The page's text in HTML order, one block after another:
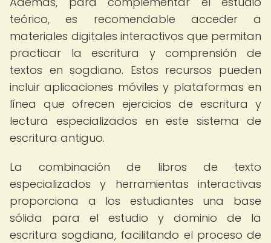
teórico, es recomendable acceder a
materiales digitales interactivos que permitan
practicar la escritura y comprensión de
textos en sogdiano. Estos recursos pueden
incluir aplicaciones móviles y plataformas en
línea que ofrecen ejercicios de escritura y
lectura especializados en este sistema de
escritura antiguo.
La combinación de libros de texto
especializados y herramientas interactivas
proporciona a los estudiantes una base
sólida para el estudio y dominio de la
escritura sogdiana, facilitando el proceso de